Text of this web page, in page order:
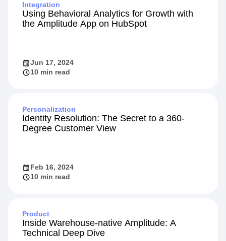
Integration
Using Behavioral Analytics for Growth with
the Amplitude App on HubSpot
Jun 17, 2024
10 min read
Personalization
Identity Resolution: The Secret to a 360-
Degree Customer View
Feb 16, 2024
10 min read
Product
Inside Warehouse-native Amplitude: A
Technical Deep Dive